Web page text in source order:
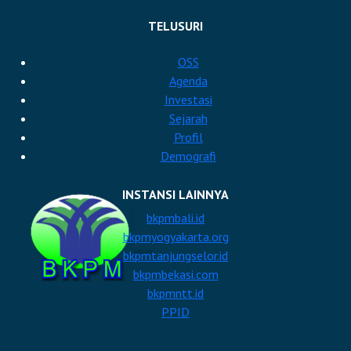
https://bkpmbanjarmasin.com
TELUSURI
OSS
Agenda
Investasi
Sejarah
Profil
Demografi
INSTANSI LAINNYA
bkpmbali.id
bkpmyogyakarta.org
bkpmtanjungselor.id
bkpmbekasi.com
bkpmntt.id
PPID